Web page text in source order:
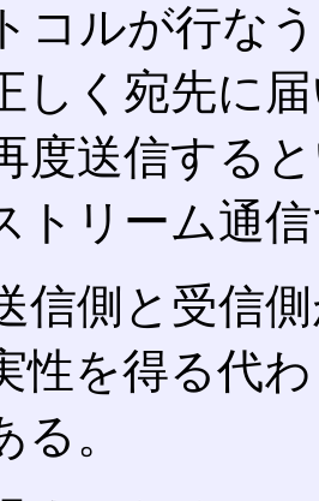
コルが行な
しく宛先に
度送信する
トリーム通
信側と受信
性を得る代
。